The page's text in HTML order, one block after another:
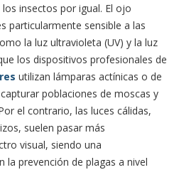
insectos por igual. El ojo
particularmente sensible a las
la luz ultravioleta (UV) y la luz
los dispositivos profesionales de
utilizan lámparas actínicas o de
poblaciones de moscas y
el contrario, las luces cálidas,
suelen pasar más
visual, siendo una
la prevención de plagas a nivel